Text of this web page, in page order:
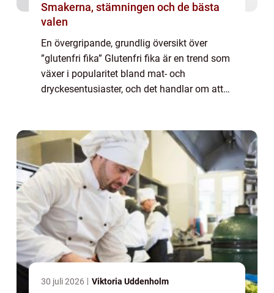
Smakerna, stämningen och de bästa
valen
En övergripande, grundlig översikt över
”glutenfri fika” Glutenfri fika är en trend som
växer i popularitet bland mat- och
dryckesentusiaster, och det handlar om att
30 juli 2026 Viktoria Uddenholm